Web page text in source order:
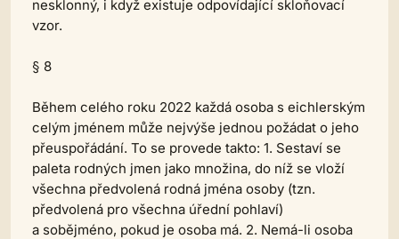
nesklonný, i když existuje odpovídající skloňovací
vzor.
§ 8
Během celého roku 2022 každá osoba s eichlerským
celým jménem může nejvýše jednou požádat o jeho
přeuspořádání. To se provede takto: 1. Sestaví se
paleta rodných jmen jako množina, do níž se vloží
všechna předvolená rodná jména osoby (tzn.
předvolená pro všechna úřední pohlaví)
a sobějméno, pokud je osoba má. 2. Nemá-li osoba